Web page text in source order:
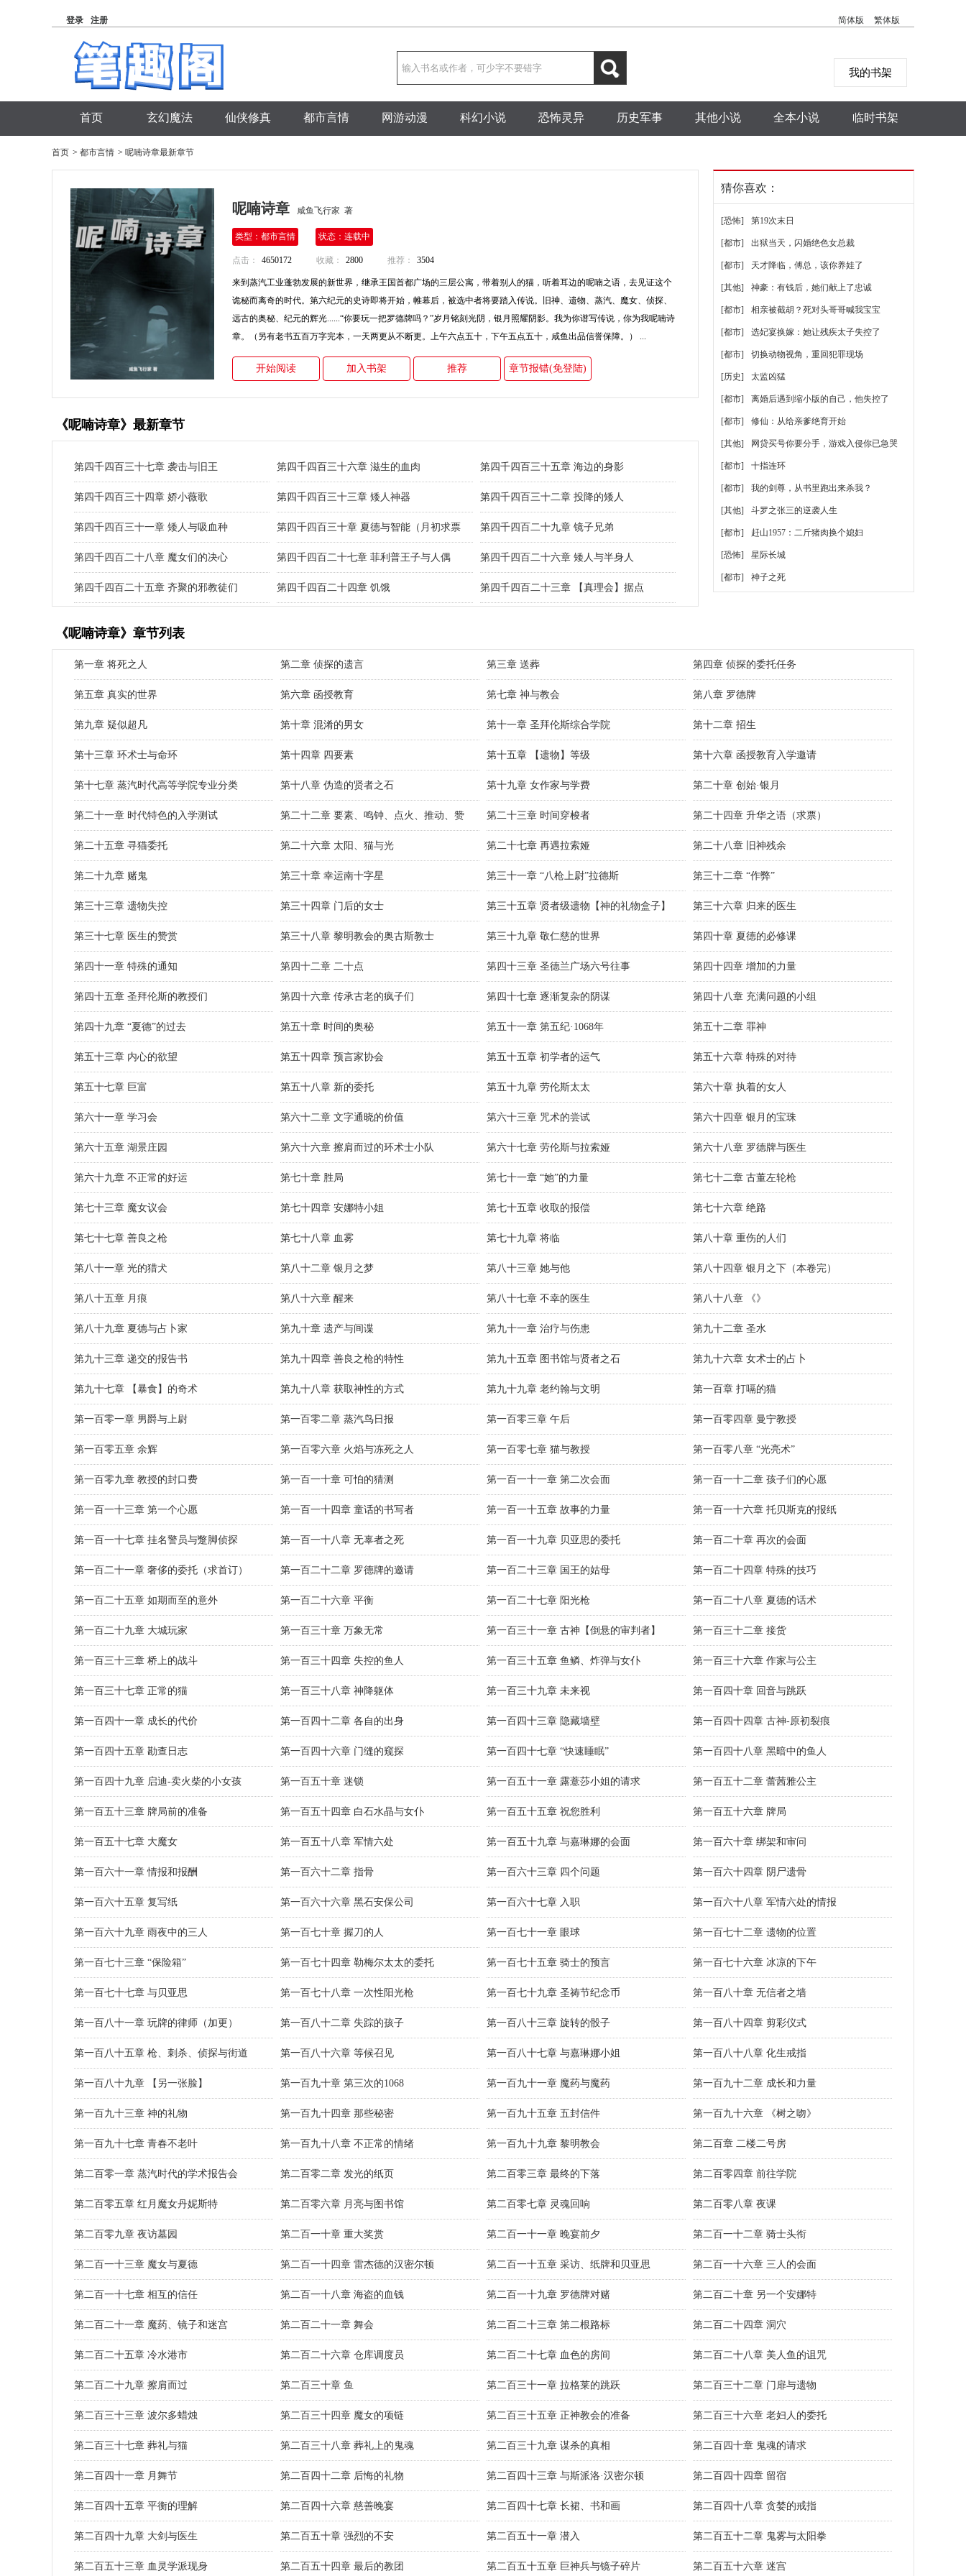
登录 注册 简体版 繁体版
我的书架
首页 玄幻魔法 仙侠修真 都市言情 网游动漫 科幻小说 恐怖灵异 历史军事 其他小说 全本小说 临时书架
首页 > 都市言情 > 呢喃诗章最新章节
呢喃诗章 咸鱼飞行家 著
类型：都市言情 状态：连载中
点击： 4650172 收藏： 2800 推荐： 3504
来到蒸汽工业蓬勃发展的新世界，继承王国首都广场的三层公寓，带着别人的猫，听着耳边的呢喃之语，去见证这个
诡秘而离奇的时代。第六纪元的史诗即将开始，帷幕后，被选中者将要踏入传说。旧神、遗物、蒸汽、魔女、侦探、
远古的奥秘、纪元的辉光......“你要玩一把罗德牌吗？”岁月铭刻光阴，银月照耀阴影。我为你谱写传说，你为我呢喃诗
章。（另有老书五百万字完本，一天两更从不断更。上午六点五十，下午五点五十，咸鱼出品信誉保障。） ...
开始阅读 加入书架 推荐 章节报错(免登陆)
猜你喜欢：
[恐怖] 第19次末日
[都市] 出狱当天，闪婚绝色女总裁
[都市] 天才降临，傅总，该你养娃了
[其他] 神豪：有钱后，她们献上了忠诚
[都市] 相亲被截胡？死对头哥哥喊我宝宝
[都市] 选妃宴换嫁：她让残疾太子失控了
[都市] 切换动物视角，重回犯罪现场
[历史] 太监凶猛
[都市] 离婚后遇到缩小版的自己，他失控了
[都市] 修仙：从给亲爹绝育开始
[其他] 网贷买号你要分手，游戏入侵你已急哭
[都市] 十指连环
[都市] 我的剑尊，从书里跑出来杀我？
[其他] 斗罗之张三的逆袭人生
[都市] 赶山1957：二斤猪肉换个媳妇
[恐怖] 星际长城
[都市] 神子之死
《呢喃诗章》最新章节
第四千四百三十七章 袭击与旧王 第四千四百三十六章 滋生的血肉 第四千四百三十五章 海边的身影
第四千四百三十四章 娇小薇歌 第四千四百三十三章 矮人神器 第四千四百三十二章 投降的矮人
第四千四百三十一章 矮人与吸血种 第四千四百三十章 夏德与智能（月初求票 第四千四百二十九章 镜子兄弟
第四千四百二十八章 魔女们的决心 第四千四百二十七章 菲利普王子与人偶 第四千四百二十六章 矮人与半身人
第四千四百二十五章 齐聚的邪教徒们 第四千四百二十四章 饥饿 第四千四百二十三章 【真理会】据点
《呢喃诗章》章节列表
第一章 将死之人 第二章 侦探的遗言 第三章 送葬 第四章 侦探的委托任务
第五章 真实的世界 第六章 函授教育 第七章 神与教会 第八章 罗德牌
第九章 疑似超凡 第十章 混淆的男女 第十一章 圣拜伦斯综合学院 第十二章 招生
第十三章 环术士与命环 第十四章 四要素 第十五章 【遗物】等级 第十六章 函授教育入学邀请
第十七章 蒸汽时代高等学院专业分类 第十八章 伪造的贤者之石 第十九章 女作家与学费 第二十章 创始·银月
第二十一章 时代特色的入学测试 第二十二章 要素、鸣钟、点火、推动、赞 第二十三章 时间穿梭者 第二十四章 升华之语（求票）
第二十五章 寻猫委托 第二十六章 太阳、猫与光 第二十七章 再遇拉索娅 第二十八章 旧神残余
第二十九章 赌鬼 第三十章 幸运南十字星 第三十一章 “八枪上尉”拉德斯 第三十二章 “作弊”
第三十三章 遗物失控 第三十四章 门后的女士 第三十五章 贤者级遗物【神的礼物盒子】 第三十六章 归来的医生
第三十七章 医生的赞赏 第三十八章 黎明教会的奥古斯教士 第三十九章 敬仁慈的世界 第四十章 夏德的必修课
第四十一章 特殊的通知 第四十二章 二十点 第四十三章 圣德兰广场六号往事 第四十四章 增加的力量
第四十五章 圣拜伦斯的教授们 第四十六章 传承古老的疯子们 第四十七章 逐渐复杂的阴谋 第四十八章 充满问题的小组
第四十九章 “夏德”的过去 第五十章 时间的奥秘 第五十一章 第五纪·1068年 第五十二章 罪神
第五十三章 内心的欲望 第五十四章 预言家协会 第五十五章 初学者的运气 第五十六章 特殊的对待
第五十七章 巨富 第五十八章 新的委托 第五十九章 劳伦斯太太 第六十章 执着的女人
第六十一章 学习会 第六十二章 文字通晓的价值 第六十三章 咒术的尝试 第六十四章 银月的宝珠
第六十五章 湖景庄园 第六十六章 擦肩而过的环术士小队 第六十七章 劳伦斯与拉索娅 第六十八章 罗德牌与医生
第六十九章 不正常的好运 第七十章 胜局 第七十一章 “她”的力量 第七十二章 古董左轮枪
第七十三章 魔女议会 第七十四章 安娜特小姐 第七十五章 收取的报偿 第七十六章 绝路
第七十七章 善良之枪 第七十八章 血雾 第七十九章 将临 第八十章 重伤的人们
第八十一章 光的猎犬 第八十二章 银月之梦 第八十三章 她与他 第八十四章 银月之下（本卷完）
第八十五章 月痕 第八十六章 醒来 第八十七章 不幸的医生 第八十八章 《》
第八十九章 夏德与占卜家 第九十章 遗产与间谍 第九十一章 治疗与伤患 第九十二章 圣水
第九十三章 递交的报告书 第九十四章 善良之枪的特性 第九十五章 图书馆与贤者之石 第九十六章 女术士的占卜
第九十七章 【暴食】的奇术 第九十八章 获取神性的方式 第九十九章 老约翰与文明 第一百章 打嗝的猫
第一百零一章 男爵与上尉 第一百零二章 蒸汽鸟日报 第一百零三章 午后 第一百零四章 曼宁教授
第一百零五章 余辉 第一百零六章 火焰与冻死之人 第一百零七章 猫与教授 第一百零八章 “光亮术”
第一百零九章 教授的封口费 第一百一十章 可怕的猜测 第一百一十一章 第二次会面 第一百一十二章 孩子们的心愿
第一百一十三章 第一个心愿 第一百一十四章 童话的书写者 第一百一十五章 故事的力量 第一百一十六章 托贝斯克的报纸
第一百一十七章 挂名警员与蹩脚侦探 第一百一十八章 无辜者之死 第一百一十九章 贝亚思的委托 第一百二十章 再次的会面
第一百二十一章 奢侈的委托（求首订） 第一百二十二章 罗德牌的邀请 第一百二十三章 国王的姑母 第一百二十四章 特殊的技巧
第一百二十五章 如期而至的意外 第一百二十六章 平衡 第一百二十七章 阳光枪 第一百二十八章 夏德的话术
第一百二十九章 大城玩家 第一百三十章 万象无常 第一百三十一章 古神【倒悬的审判者】 第一百三十二章 接货
第一百三十三章 桥上的战斗 第一百三十四章 失控的鱼人 第一百三十五章 鱼鳞、炸弹与女仆 第一百三十六章 作家与公主
第一百三十七章 正常的猫 第一百三十八章 神降躯体 第一百三十九章 未来视 第一百四十章 回音与跳跃
第一百四十一章 成长的代价 第一百四十二章 各自的出身 第一百四十三章 隐藏墙壁 第一百四十四章 古神-原初裂痕
第一百四十五章 勘查日志 第一百四十六章 门缝的窥探 第一百四十七章 “快速睡眠” 第一百四十八章 黑暗中的鱼人
第一百四十九章 启迪-卖火柴的小女孩 第一百五十章 迷锁 第一百五十一章 露薏莎小姐的请求 第一百五十二章 蕾茜雅公主
第一百五十三章 牌局前的准备 第一百五十四章 白石水晶与女仆 第一百五十五章 祝您胜利 第一百五十六章 牌局
第一百五十七章 大魔女 第一百五十八章 军情六处 第一百五十九章 与嘉琳娜的会面 第一百六十章 绑架和审问
第一百六十一章 情报和报酬 第一百六十二章 指骨 第一百六十三章 四个问题 第一百六十四章 阴尸遗骨
第一百六十五章 复写纸 第一百六十六章 黑石安保公司 第一百六十七章 入职 第一百六十八章 军情六处的情报
第一百六十九章 雨夜中的三人 第一百七十章 握刀的人 第一百七十一章 眼球 第一百七十二章 遗物的位置
第一百七十三章 “保险箱” 第一百七十四章 勒梅尔太太的委托 第一百七十五章 骑士的预言 第一百七十六章 冰凉的下午
第一百七十七章 与贝亚思 第一百七十八章 一次性阳光枪 第一百七十九章 圣祷节纪念币 第一百八十章 无信者之墙
第一百八十一章 玩牌的律师（加更） 第一百八十二章 失踪的孩子 第一百八十三章 旋转的骰子 第一百八十四章 剪彩仪式
第一百八十五章 枪、刺杀、侦探与街道 第一百八十六章 等候召见 第一百八十七章 与嘉琳娜小姐 第一百八十八章 化生戒指
第一百八十九章 【另一张脸】 第一百九十章 第三次的1068 第一百九十一章 魔药与魔药 第一百九十二章 成长和力量
第一百九十三章 神的礼物 第一百九十四章 那些秘密 第一百九十五章 五封信件 第一百九十六章 《树之吻》
第一百九十七章 青春不老叶 第一百九十八章 不正常的情绪 第一百九十九章 黎明教会 第二百章 二楼二号房
第二百零一章 蒸汽时代的学术报告会 第二百零二章 发光的纸页 第二百零三章 最终的下落 第二百零四章 前往学院
第二百零五章 红月魔女丹妮斯特 第二百零六章 月亮与图书馆 第二百零七章 灵魂回响 第二百零八章 夜课
第二百零九章 夜访墓园 第二百一十章 重大奖赏 第二百一十一章 晚宴前夕 第二百一十二章 骑士头衔
第二百一十三章 魔女与夏德 第二百一十四章 雷杰德的汉密尔顿 第二百一十五章 采访、纸牌和贝亚思 第二百一十六章 三人的会面
第二百一十七章 相互的信任 第二百一十八章 海盗的血钱 第二百一十九章 罗德牌对赌 第二百二十章 另一个安娜特
第二百二十一章 魔药、镜子和迷宫 第二百二十一章 舞会 第二百二十三章 第二根路标 第二百二十四章 洞穴
第二百二十五章 冷水港市 第二百二十六章 仓库调度员 第二百二十七章 血色的房间 第二百二十八章 美人鱼的诅咒
第二百二十九章 擦肩而过 第二百三十章 鱼 第二百三十一章 拉格莱的跳跃 第二百三十二章 门扉与遗物
第二百三十三章 波尔多蜡烛 第二百三十四章 魔女的项链 第二百三十五章 正神教会的准备 第二百三十六章 老妇人的委托
第二百三十七章 葬礼与猫 第二百三十八章 葬礼上的鬼魂 第二百三十九章 谋杀的真相 第二百四十章 鬼魂的请求
第二百四十一章 月舞节 第二百四十二章 后悔的礼物 第二百四十三章 与斯派洛·汉密尔顿 第二百四十四章 留宿
第二百四十五章 平衡的理解 第二百四十六章 慈善晚宴 第二百四十七章 长裙、书和画 第二百四十八章 贪婪的戒指
第二百四十九章 大剑与医生 第二百五十章 强烈的不安 第二百五十一章 潜入 第二百五十二章 鬼雾与太阳拳
第二百五十三章 血灵学派现身 第二百五十四章 最后的教团 第二百五十五章 巨神兵与镜子碎片 第二百五十六章 迷宫